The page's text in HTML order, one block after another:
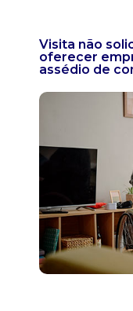
Visita não
oferecer
assédio de